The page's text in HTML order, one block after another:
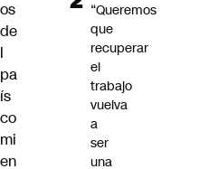
os
de
l
pa
ís
co
mi
en
“Queremos
que
recuperar
el
trabajo
vuelva
a
ser
una